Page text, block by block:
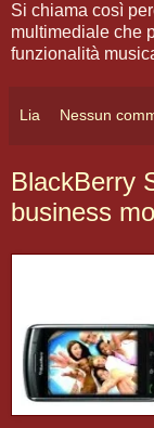
Si chiama così
multimediale che
funzionalità
Lia Nessun
BlackBerry
business